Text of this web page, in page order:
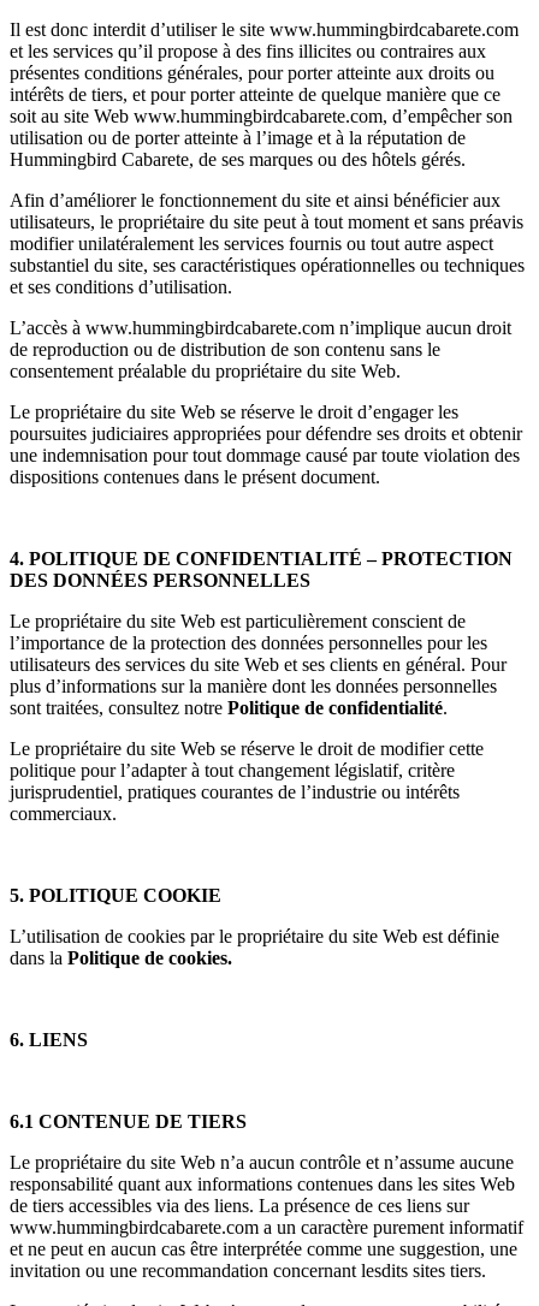
Il est donc interdit d’utiliser le site www.hummingbirdcabarete.com
et les services qu’il propose à des fins illicites ou contraires aux
présentes conditions générales, pour porter atteinte aux droits ou
intérêts de tiers, et pour porter atteinte de quelque manière que ce
soit au site Web www.hummingbirdcabarete.com, d’empêcher son
utilisation ou de porter atteinte à l’image et à la réputation de
Hummingbird Cabarete, de ses marques ou des hôtels gérés.
Afin d’améliorer le fonctionnement du site et ainsi bénéficier aux
utilisateurs, le propriétaire du site peut à tout moment et sans préavis
modifier unilatéralement les services fournis ou tout autre aspect
substantiel du site, ses caractéristiques opérationnelles ou techniques
et ses conditions d’utilisation.
L’accès à www.hummingbirdcabarete.com n’implique aucun droit
de reproduction ou de distribution de son contenu sans le
consentement préalable du propriétaire du site Web.
Le propriétaire du site Web se réserve le droit d’engager les
poursuites judiciaires appropriées pour défendre ses droits et obtenir
une indemnisation pour tout dommage causé par toute violation des
dispositions contenues dans le présent document.
4. POLITIQUE DE CONFIDENTIALITÉ – PROTECTION
DES DONNÉES PERSONNELLES
Le propriétaire du site Web est particulièrement conscient de
l’importance de la protection des données personnelles pour les
utilisateurs des services du site Web et ses clients en général. Pour
plus d’informations sur la manière dont les données personnelles
sont traitées, consultez notre Politique de confidentialité.
Le propriétaire du site Web se réserve le droit de modifier cette
politique pour l’adapter à tout changement législatif, critère
jurisprudentiel, pratiques courantes de l’industrie ou intérêts
commerciaux.
5. POLITIQUE COOKIE
L’utilisation de cookies par le propriétaire du site Web est définie
dans la Politique de cookies.
6. LIENS
6.1 CONTENUE DE TIERS
Le propriétaire du site Web n’a aucun contrôle et n’assume aucune
responsabilité quant aux informations contenues dans les sites Web
de tiers accessibles via des liens. La présence de ces liens sur
www.hummingbirdcabarete.com a un caractère purement informatif
et ne peut en aucun cas être interprétée comme une suggestion, une
invitation ou une recommandation concernant lesdits sites tiers.